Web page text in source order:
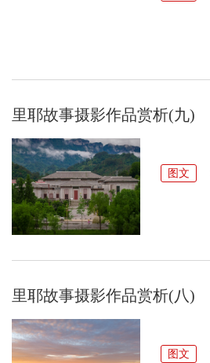
里耶故事摄影作品赏析(九)
图文
里耶故事摄影作品赏析(八)
图文